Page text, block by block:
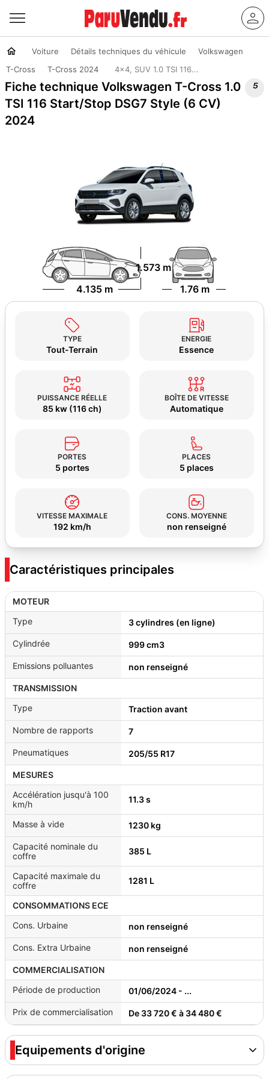
Voiture Détails techniques du véhicule
Volkswagen
T-Cross
T-Cross 2024 4x4, SUV 1.0 TSI 116...
Fiche technique Volkswagen T-Cross 1.0
TSI 116 Start/Stop DSG7 Style (6 CV)
2024

4.135 m 1.76 m
1.573 m
TYPE
Tout-Terrain
ENERGIE
Essence
PUISSANCE RÉELLE
85 kw (116 ch)
BOÎTE DE VITESSE
Automatique
PORTES
5 portes
PLACES
5 places
VITESSE MAXIMALE
192 km/h
CONS. MOYENNE
non renseigné
Caractéristiques principales
MOTEUR
Type
3 cylindres (en ligne)
Cylindrée 999 cm3
Emissions polluantes non renseigné
TRANSMISSION
Type
Traction avant
Nombre de rapports 7
Pneumatiques 205/55 R17
MESURES
Accélération jusqu'à 100
km/h
11.3 s
Masse à vide 1230 kg
Capacité nominale du
coffre
385 L
Capacité maximale du
coffre
1281 L
CONSOMMATIONS ECE
Cons. Urbaine
non renseigné
Cons. Extra Urbaine non renseigné
COMMERCIALISATION
Période de production
01/06/2024 - ...
Prix de commercialisation De 33 720 € à 34 480 €
Equipements d'origine